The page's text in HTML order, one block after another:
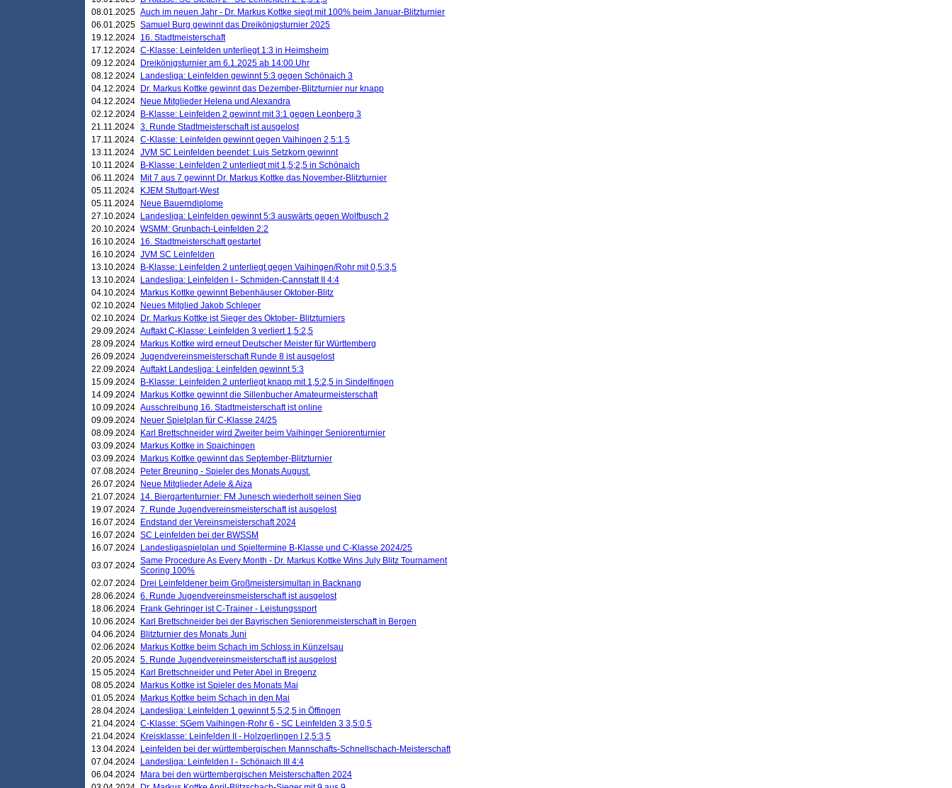
08.01.2025 Auch im neuen Jahr - Dr. Markus Kottke siegt mit 100% beim Januar-Blitzturnier
06.01.2025 Samuel Burg gewinnt das Dreikönigsturnier 2025
19.12.2024 16. Stadtmeisterschaft
17.12.2024 C-Klasse: Leinfelden unterliegt 1:3 in Heimsheim
09.12.2024
Dreikönigsturnier am 6.1.2025 ab 14:00 Uhr
08.12.2024
Landesliga: Leinfelden gewinnt 5:3 gegen Schönaich 3
04.12.2024
Dr. Markus Kottke gewinnt das Dezember-Blitzturnier nur knapp
04.12.2024
Neue Mitglieder Helena und Alexandra
02.12.2024
B-Klasse: Leinfelden 2 gewinnt mit 3:1 gegen Leonberg 3
21.11.2024 3. Runde Stadtmeisterschaft ist ausgelost
17.11.2024 C-Klasse: Leinfelden gewinnt gegen Vaihingen 2,5:1,5
13.11.2024 JVM SC Leinfelden beendet: Luis Setzkorn gewinnt
10.11.2024
B-Klasse: Leinfelden 2 unterliegt mit 1,5;2,5 in Schönaich
06.11.2024
Mit 7 aus 7 gewinnt Dr. Markus Kottke das November-Blitzturnier
05.11.2024
KJEM Stuttgart-West
05.11.2024
Neue Bauerndiplome
27.10.2024
Landesliga: Leinfelden gewinnt 5:3 auswärts gegen Wolfbusch 2
20.10.2024 WSMM: Grunbach-Leinfelden 2:2
16.10.2024 16. Stadtmeisterschaft gestartet
16.10.2024 JVM SC Leinfelden
13.10.2024
B-Klasse: Leinfelden 2 unterliegt gegen Vaihingen/Rohr mit 0,5:3,5
13.10.2024
Landesliga: Leinfelden I - Schmiden-Cannstatt II 4:4
04.10.2024
Markus Kottke gewinnt Bebenhäuser Oktober-Blitz
02.10.2024
Neues Mitglied Jakob Schleper
02.10.2024
Dr. Markus Kottke ist Sieger des Oktober- Blitzturniers
29.09.2024 Auftakt C-Klasse: Leinfelden 3 verliert 1,5:2,5
28.09.2024
Markus Kottke wird erneut Deutscher Meister für Württemberg
26.09.2024 Jugendvereinsmeisterschaft Runde 8 ist ausgelost
22.09.2024 Auftakt Landesliga: Leinfelden gewinnt 5:3
15.09.2024
B-Klasse: Leinfelden 2 unterliegt knapp mit 1,5:2,5 in Sindelfingen
14.09.2024
Markus Kottke gewinnt die Sillenbucher Amateurmeisterschaft
10.09.2024 Ausschreibung 16. Stadtmeisterschaft ist online
09.09.2024
Neuer Spielplan für C-Klasse 24/25
08.09.2024
Karl Brettschneider wird Zweiter beim Vaihinger Seniorenturnier
03.09.2024
Markus Kottke in Spaichingen
03.09.2024
Markus Kottke gewinnt das September-Blitzturnier
07.08.2024
Peter Breuning - Spieler des Monats August.
26.07.2024
Neue Mitglieder Adele & Aiza
21.07.2024 14. Biergartenturnier: FM Junesch wiederholt seinen Sieg
19.07.2024 7. Runde Jugendvereinsmeisterschaft ist ausgelost
16.07.2024
Endstand der Vereinsmeisterschaft 2024
16.07.2024 SC Leinfelden bei der BWSSM
16.07.2024
Landesligaspielplan und Spieltermine B-Klasse und C-Klasse 2024/25
03.07.2024 Same Procedure As Every Month - Dr. Markus Kottke Wins July Blitz Tournament
Scoring 100%
02.07.2024
Drei Leinfeldener beim Großmeistersimultan in Backnang
28.06.2024 6. Runde Jugendvereinsmeisterschaft ist ausgelost
18.06.2024
Frank Gehringer ist C-Trainer - Leistungssport
10.06.2024
Karl Brettschneider bei der Bayrischen Seniorenmeisterschaft in Bergen
04.06.2024
Blitzturnier des Monats Juni
02.06.2024
Markus Kottke beim Schach im Schloss in Künzelsau
20.05.2024 5. Runde Jugendvereinsmeisterschaft ist ausgelost
15.05.2024
Karl Brettschneider und Peter Abel in Bregenz
08.05.2024
Markus Kottke ist Spieler des Monats Mai
01.05.2024
Markus Kottke beim Schach in den Mai
28.04.2024
Landesliga: Leinfelden 1 gewinnt 5,5:2,5 in Öffingen
21.04.2024 C-Klasse: SGem Vaihingen-Rohr 6 - SC Leinfelden 3 3,5:0,5
21.04.2024
Kreisklasse: Leinfelden II - Holzgerlingen I 2,5:3,5
13.04.2024
Leinfelden bei der württembergischen Mannschafts-Schnellschach-Meisterschaft
07.04.2024
Landesliga: Leinfelden I - Schönaich III 4:4
06.04.2024
Mara bei den württembergischen Meisterschaften 2024